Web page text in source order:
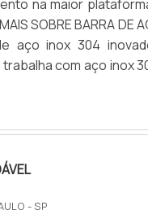
na maior
SOBRE BARRA DE
aço inox 304
com aço inox
ao
- SP